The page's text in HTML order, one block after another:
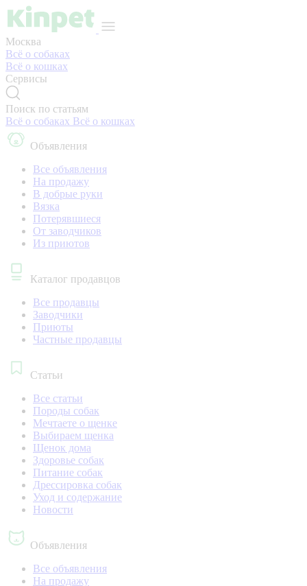
Москва
Всё о собаках
Всё о кошках
Сервисы
Поиск по статьям
Всё о собаках Всё о кошках
Объявления
Все объявления
На продажу
В добрые руки
Вязка
Потерявшиеся
От заводчиков
Из приютов
Каталог продавцов
Все продавцы
Заводчики
Приюты
Частные продавцы
Статьи
Все статьи
Породы собак
Мечтаете о щенке
Выбираем щенка
Щенок дома
Здоровье собак
Питание собак
Дрессировка собак
Уход и содержание
Новости
Объявления
Все объявления
На продажу